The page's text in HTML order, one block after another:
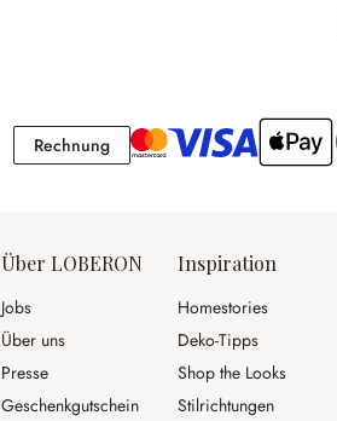
RechnungRechnung
Über LOBERON
Jobs
Über uns
Presse
Geschenkgutschein
Inspiration
Homestories
Deko-Tipps
Shop the Looks
Stilrichtungen